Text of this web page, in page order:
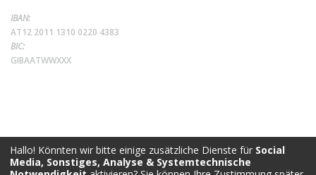
IBAN:
AT12 2011 1310 0220 4383
BIC:
GIBAATWWXXX
Hallo! Könnten wir bitte einige zusätzliche Dienste für Social
Media, Sonstiges, Analyse & Systemtechnische